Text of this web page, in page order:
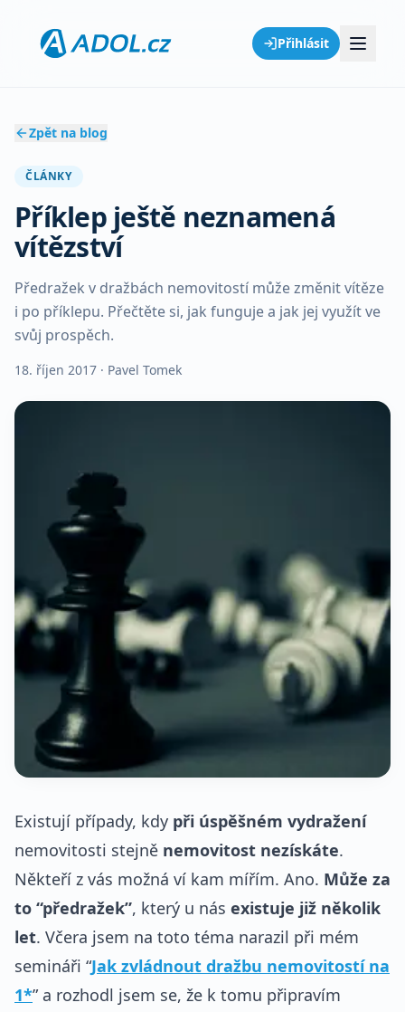
Přihlásit
Zpět na blog
ČLÁNKY
Příklep ještě neznamená
vítězství
Předražek v dražbách nemovitostí může změnit vítěze
i po příklepu. Přečtěte si, jak funguje a jak jej využít ve
svůj prospěch.
18. říjen 2017 · Pavel Tomek
Existují případy, kdy při úspěšném vydražení
nemovitosti stejně nemovitost nezískáte.
Někteří z vás možná ví kam mířím. Ano. Může za
to “předražek”, který u nás existuje již několik
let. Včera jsem na toto téma narazil při mém
semináři “Jak zvládnout dražbu nemovitostí na
1*” a rozhodl jsem se, že k tomu připravím